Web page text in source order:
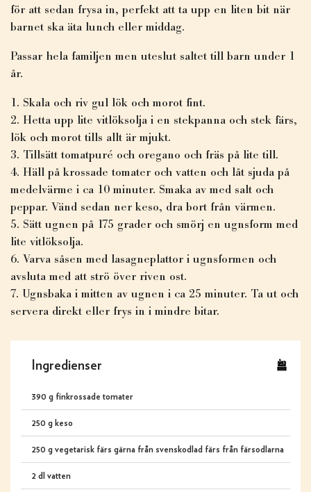
för att sedan frysa in, perfekt att ta upp en liten bit när
barnet ska äta lunch eller middag.
Passar hela familjen men uteslut saltet till barn under 1
år.
Skala och riv gul lök och morot fint.
Hetta upp lite vitlöksolja i en stekpanna och stek färs,
lök och morot tills allt är mjukt.
Tillsätt tomatpuré och oregano och fräs på lite till.
Häll på krossade tomater och vatten och låt sjuda på
medelvärme i ca 10 minuter. Smaka av med salt och
peppar. Vänd sedan ner keso, dra bort från värmen.
Sätt ugnen på 175 grader och smörj en ugnsform med
lite vitlöksolja.
Varva såsen med lasagneplattor i ugnsformen och
avsluta med att strö över riven ost.
Ugnsbaka i mitten av ugnen i ca 25 minuter. Ta ut och
servera direkt eller frys in i mindre bitar.
Ingredienser
390 g finkrossade tomater
250 g keso
250 g vegetarisk färs gärna från svenskodlad färs från färsodlarna
2 dl vatten